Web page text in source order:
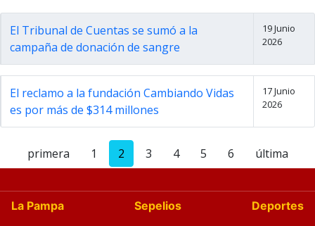
El Tribunal de Cuentas se sumó a la
campaña de donación de sangre
19 Junio
2026
El reclamo a la fundación Cambiando Vidas
es por más de $314 millones
17 Junio
2026
primera 1 2 3 4 5 6 última
La Pampa Sepelios
Deportes